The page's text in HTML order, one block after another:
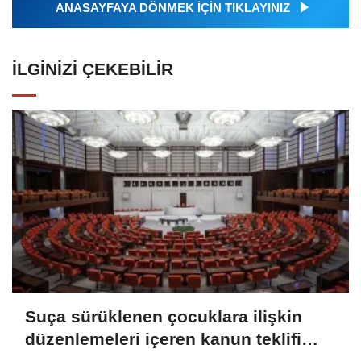
ANASAYFAYA DÖNMEK İÇİN TIKLAYINIZ
İLGINIZI ÇEKEBILIR
Suça sürüklenen çocuklara ilişkin
düzenlemeleri içeren kanun teklifi